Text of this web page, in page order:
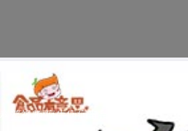
科普视频:疯牛病病毒是什么？